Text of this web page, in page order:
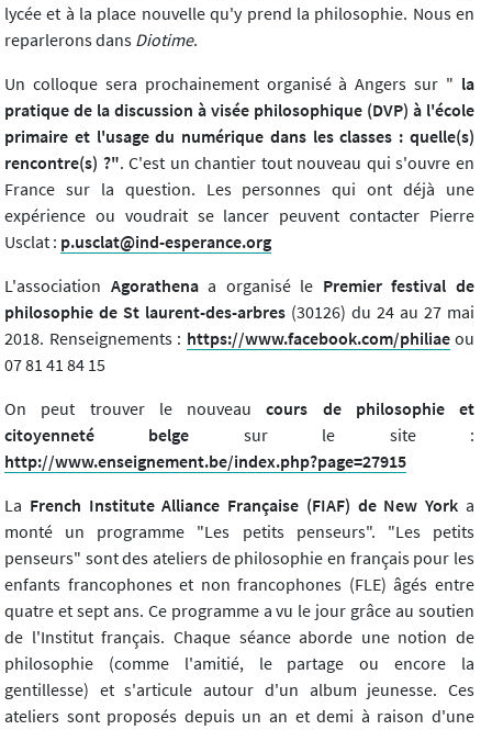
lycée et à la place nouvelle qu'y prend la philosophie. Nous en
reparlerons dans Diotime.
Un colloque sera prochainement organisé à Angers sur " la
pratique de la discussion à visée philosophique (DVP) à l'école
primaire et l'usage du numérique dans les classes : quelle(s)
rencontre(s) ?". C'est un chantier tout nouveau qui s'ouvre en
France sur la question. Les personnes qui ont déjà une
expérience ou voudrait se lancer peuvent contacter Pierre
Usclat : p.usclat@ind-esperance.org
L'association Agorathenaa organisé le Premier festival de
philosophie de St laurent-des-arbres (30126) du 24 au 27 mai
2018. Renseignements : https://www.facebook.com/philiaeou
07 81 41 84 15
On peut trouver le nouveaucours de philosophie et
citoyenneté belge sur le site :
http://www.enseignement.be/index.php?page=27915
La French Institute Alliance Française (FIAF) de New Yorka
monté un programme "Les petits penseurs". "Les petits
penseurs" sont des ateliers de philosophie en français pour les
enfants francophones et non francophones (FLE) âgés entre
quatre et sept ans. Ce programme a vu le jour grâce au soutien
de l'Institut français. Chaque séance aborde une notion de
philosophie (comme l'amitié, le partage ou encore la
gentillesse) et s'articule autour d'un album jeunesse. Ces
ateliers sont proposés depuis un an et demi à raison d'une